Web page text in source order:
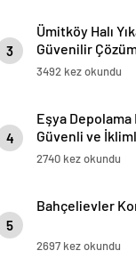
3
Ümitköy Halı
Güvenilir
3492 kez okundu
4
Eşya
Güvenli ve
Saklama Rehberi
2740 kez okundu
5
Bahçelievler
2697 kez okundu